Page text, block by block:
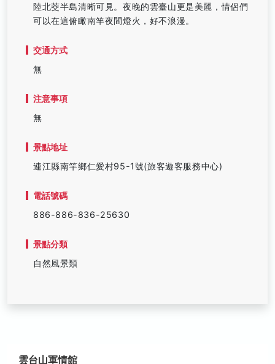
陸北茭半島清晰可見。夜晚的雲臺山更是美麗，情侶們
可以在這俯瞰南竿夜間燈火，好不浪漫。
交通方式
無
注意事項
無
景點地址
連江縣南竿鄉仁愛村95-1號(旅客遊客服務中心)
電話號碼
886-886-836-25630
景點分類
自然風景類
雲台山軍情館